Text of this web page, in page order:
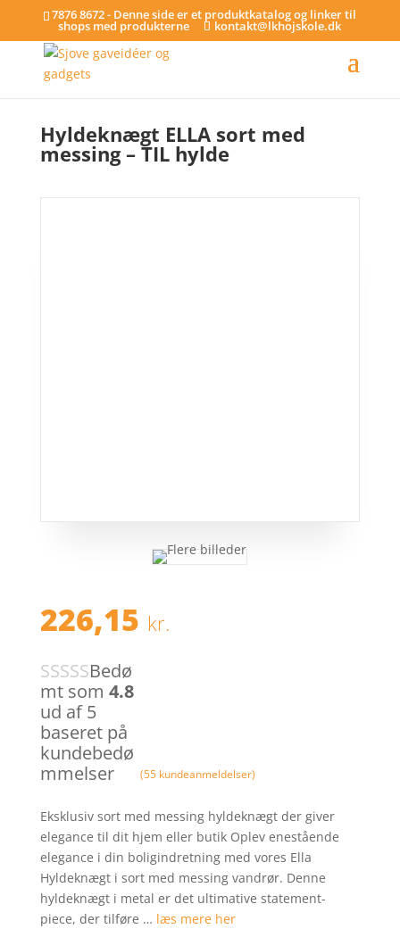
7876 8672 - Denne side er et produktkatalog og linker til
shops med produkterne kontakt@lkhojskole.dk
Hyldeknægt ELLA sort med
messing – TIL hylde
226,15 kr.
Bedø
mt som 4.8
ud af 5
baseret på
kundebedø
mmelser
(55kundeanmeldelser)
Eksklusiv sort med messing hyldeknægt der giver
elegance til dit hjem eller butik Oplev enestående
elegance i din boligindretning med vores Ella
Hyldeknægt i sort med messing vandrør. Denne
hyldeknægt i metal er det ultimative statement-
piece, der tilføre … læs mere her